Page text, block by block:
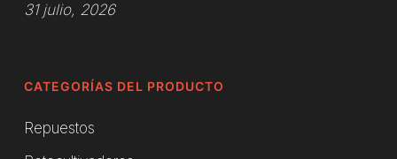
31 julio, 2026
CATEGORÍAS DEL PRODUCTO
Repuestos